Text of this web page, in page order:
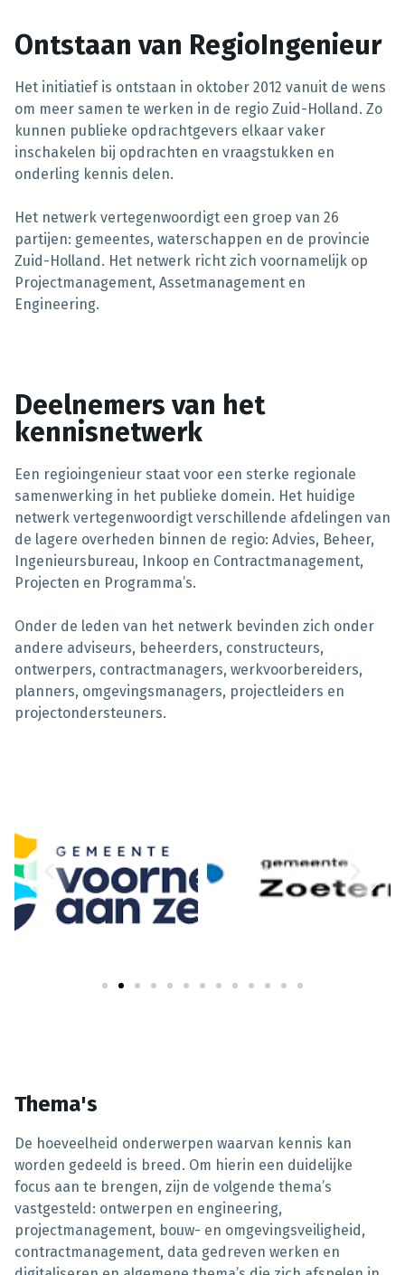
Ontstaan van RegioIngenieur
Het initiatief is ontstaan in oktober 2012 vanuit de wens
om meer samen te werken in de regio Zuid-Holland. Zo
kunnen publieke opdrachtgevers elkaar vaker
inschakelen bij opdrachten en vraagstukken en
onderling kennis delen.
Het netwerk vertegenwoordigt een groep van 26
partijen: gemeentes, waterschappen en de provincie
Zuid-Holland. Het netwerk richt zich voornamelijk op
Projectmanagement, Assetmanagement en
Engineering.
Deelnemers van het
kennisnetwerk
Een regioingenieur staat voor een sterke regionale
samenwerking in het publieke domein. Het huidige
netwerk vertegenwoordigt verschillende afdelingen van
de lagere overheden binnen de regio: Advies, Beheer,
Ingenieursbureau, Inkoop en Contractmanagement,
Projecten en Programma’s.
Onder de leden van het netwerk bevinden zich onder
andere adviseurs, beheerders, constructeurs,
ontwerpers, contractmanagers, werkvoorbereiders,
planners, omgevingsmanagers, projectleiders en
projectondersteuners.
Thema's
De hoeveelheid onderwerpen waarvan kennis kan
worden gedeeld is breed. Om hierin een duidelijke
focus aan te brengen, zijn de volgende thema’s
vastgesteld: ontwerpen en engineering,
projectmanagement, bouw- en omgevingsveiligheid,
contractmanagement, data gedreven werken en